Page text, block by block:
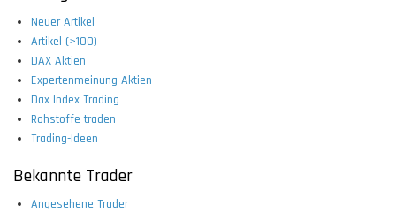
Neuer Artikel
Artikel (>100)
DAX Aktien
Expertenmeinung Aktien
Dax Index Trading
Rohstoffe traden
Trading-Ideen
Bekannte Trader
Angesehene Trader